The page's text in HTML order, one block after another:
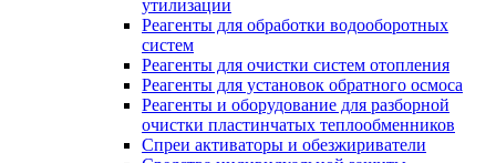
утилизации
Реагенты для обработки водооборотных
систем
Реагенты для очистки систем отопления
Реагенты для установок обратного осмоса
Реагенты и оборудование для разборной
очистки пластинчатых теплообменников
Спреи активаторы и обезжириватели